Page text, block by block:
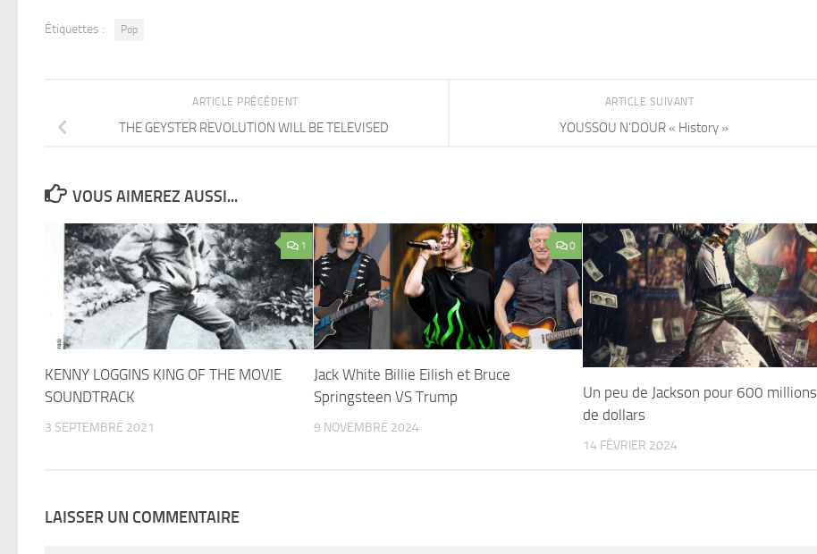
Étiquettes : Pop
ARTICLE SUIVANT
YOUSSOU N’DOUR « History »
ARTICLE PRÉCÉDENT
THE GEYSTER REVOLUTION WILL BE TELEVISED
VOUS AIMEREZ AUSSI...
1
KENNY LOGGINS KING OF THE MOVIE
SOUNDTRACK
3 SEPTEMBRE 2021
0
Jack White Billie Eilish et Bruce
Springsteen VS Trump
9 NOVEMBRE 2024
Un peu de Jackson pour 600 millions
de dollars
14 FÉVRIER 2024
LAISSER UN COMMENTAIRE